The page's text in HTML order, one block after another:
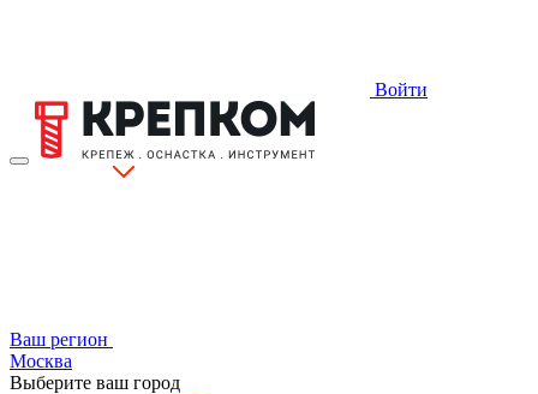
Войти
Ваш регион
Москва
Выберите ваш город